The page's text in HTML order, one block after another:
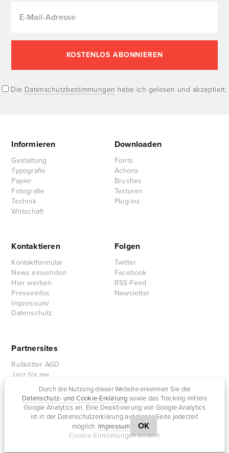
Durch die Nutzung dieser Website erkennen Sie die
Datenschutz- und Cookie-Erklärung sowie das Tracking mittels
Google Analytics an. Eine Deaktivierung von Google Analytics
ist in der Datenschutzerklärung auf dieser Seite jederzeit
möglich. Impressum OK
Cookie-Einstellungen ändern
Die Datenschutzbestimmungen habe ich gelesen und akzeptiert.
Informieren
Gestaltung
Typografie
Papier
Fotografie
Technik
Wirtschaft
Downloaden
Fonts
Actions
Brushes
Texturen
Plug-ins
Kontaktieren
Kontaktformular
News einsenden
Hier werben
Presseinfos
Impressum/
Datenschutz
Folgen
Twitter
Facebook
RSS-Feed
Newsletter
Partnersites
Rullkötter AGD
Jazz for me